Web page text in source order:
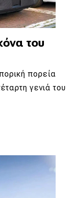
του
πορεία
γενιά του